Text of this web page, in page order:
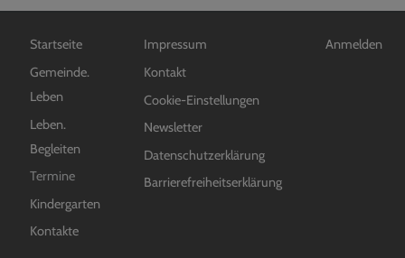
Hauptnavigation
Startseite
Gemeinde.
Leben
Leben.
Begleiten
Termine
Kindergarten
Kontakte
Fußbereichsmenü
Impressum
Kontakt
Cookie-Einstellungen
Newsletter
Datenschutzerklärung
Barrierefreiheitserklärung
Anmelden